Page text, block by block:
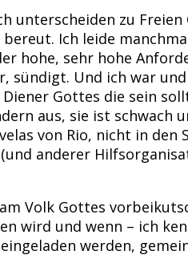
unterscheiden zu
Ich leide
hohe, sehr hohe
Und ich war
Gottes die sein
aus, sie ist schwach
von Rio, nicht in
anderer
Volk Gottes
und wenn – ich
werden,